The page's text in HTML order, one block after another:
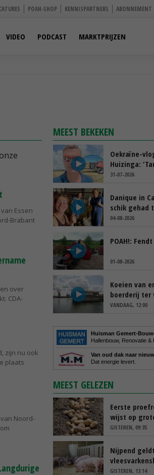
POAH-SHOP KENNISPARTNERS ABONNEMENT
VIDEO PODCAST MARKTPRIJZEN
Essen
Brabant
over
CDA-
zijn nu ook
plaats
Noord-
MEEST BEKEKEN
Oekraïne-
Huizinga:
geperst,
31-07-2026
Danique in
schik gehad
04-08-2026
POAH!: Fendt
01-08-2026
Koeien van
boerderij ter
koop
VANDAAG, 12:00
Huisman Gemert-
Hallenbouw, Renovatie &
Van oud dak naar
Dat energie levert.
MEEST GELEZEN
Eerste
wijst op
GISTEREN, 09:35
Nijpend
GISTEREN, 13:14